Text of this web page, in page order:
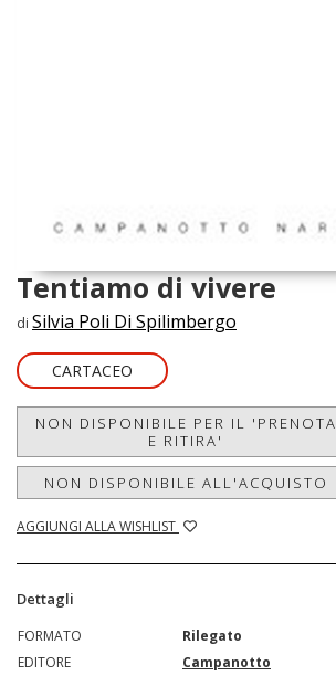
Tentiamo di vivere
di Silvia Poli Di Spilimbergo
CARTACEO
NON DISPONIBILE PER IL 'PRENOTA
E RITIRA'
NON DISPONIBILE ALL'ACQUISTO
AGGIUNGI ALLA WISHLIST
Dettagli
FORMATO
Rilegato
EDITORE
Campanotto